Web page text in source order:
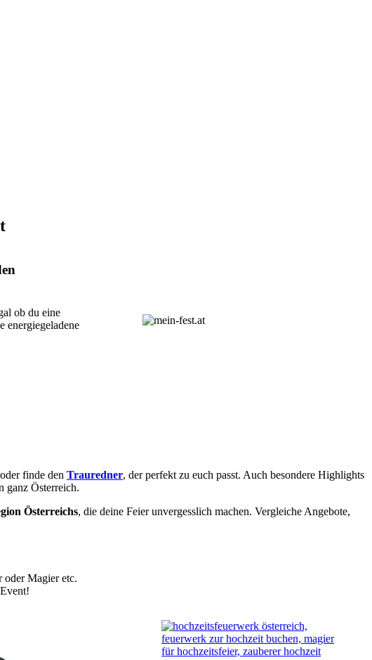
ob du eine
energiegeladene
finde den Trauredner, der perfekt zu euch passt. Auch besondere Highlights
ganz Österreich.
Österreichs, die deine Feier unvergesslich machen. Vergleiche Angebote,
oder Magier etc.